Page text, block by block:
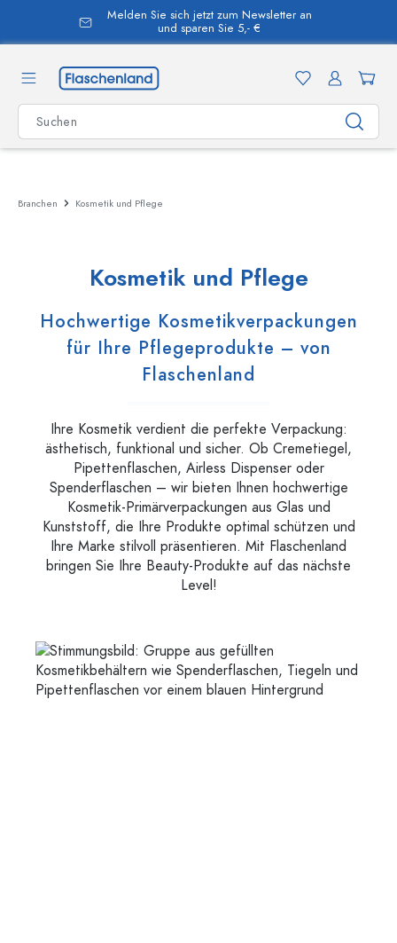
springen
Melden Sie sich jetzt zum Newsletter an
und sparen Sie 5,- €
Branchen Kosmetik und Pflege
Kosmetik und Pflege
Hochwertige Kosmetikverpackungen
für Ihre Pflegeprodukte – von
Flaschenland
Ihre Kosmetik verdient die perfekte Verpackung:
ästhetisch, funktional und sicher. Ob Cremetiegel,
Pipettenflaschen, Airless Dispenser oder
Spenderflaschen – wir bieten Ihnen hochwertige
Kosmetik-Primärverpackungen aus Glas und
Kunststoff, die Ihre Produkte optimal schützen und
Ihre Marke stilvoll präsentieren. Mit Flaschenland
bringen Sie Ihre Beauty-Produkte auf das nächste
Level!